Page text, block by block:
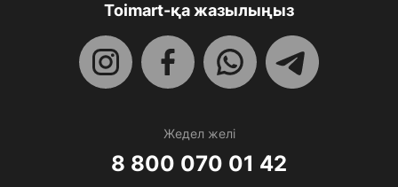
Toimart-қа жазылыңыз
Жедел желі
8 800 070 01 42